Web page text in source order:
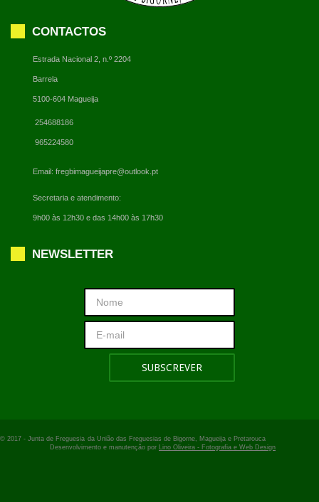
CONTACTOS
Estrada Nacional 2, n.º 2204
Barrela
5100-604 Magueija
254688186
965224580
Email: fregbimagueijapre@outlook.pt
Secretaria e atendimento:
9h00 às 12h30 e das 14h00 às 17h30
NEWSLETTER
© 2017 - Junta de Freguesia da União das Freguesias de Bigorne, Magueija e Pretarouca
Desenvolvimento e manutenção por Lino Oliveira - Fotografia e Web Design